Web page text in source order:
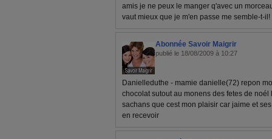
amis je ne peux le manger q'avec un
vaut mieux que je m'en passe me semble-t-il!
Abonnée Savoir Maigrir
publié le 18/08/2009 à 10:27
Danielleduthe - mamie danielle(72) repon
chocolat sutout au monens des fetes de
sachans que cest mon plaisir car jaime et
en recevoir